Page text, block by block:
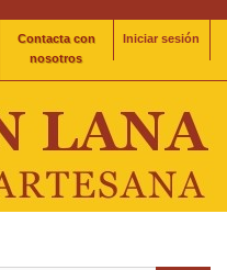
Iniciar sesión
Contacta con
nosotros